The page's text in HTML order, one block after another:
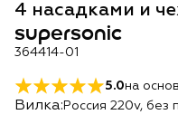
4 насадками и
supersonic
364414-01
5.0на
Вилка: Россия 220v, без